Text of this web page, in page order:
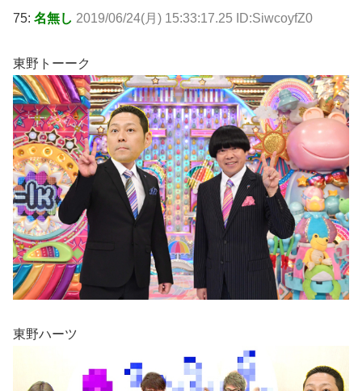
75: 名無し 2019/06/24(月) 15:33:17.25 ID:SiwcoyfZ0
東野トーーク
東野ハーツ